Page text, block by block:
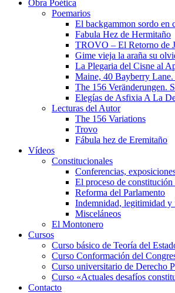
Obra Poética
Poemarios
El backgammon sordo en
Fabula Hez de Hermitaño
TROVO – El Retorno de
Gime vieja la araña su
La Plegaria del Cisne al
Maine, 40 Bayberry
The 156 Veränderungen.
Elegías de Asfixia A La
Lecturas del Autor
The 156 Variations
Trovo
Fábula hez de Eremitaño
Vídeos
Constitucionales
Conferencias,
El proceso de
Reforma del Parlamento
Indemnidad, legitimidad y
Misceláneos
El Montonero
Cursos
Curso básico de Teoría del
Curso Conformación del
Curso universitario de Derecho
Curso «Actuales desafíos
Contacto